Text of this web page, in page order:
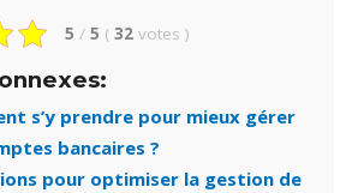
5 / 5 ( 32 votes)
s’y prendre pour mieux gérer
bancaires ?
pour optimiser la gestion de